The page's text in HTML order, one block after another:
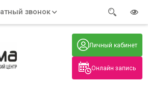
Онлайн запись
Личный кабинет
звонок
Часы работы: Телефон:
+7 (914) 579-77-99
Нажмите на номер, чтобы
позвонить